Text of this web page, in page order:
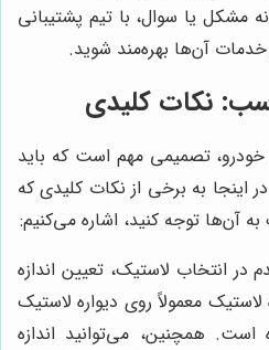
مشکل یا سوال، با تیم پشتیبانی
آن‌ها بهره‌مند شوید.
نکات کلیدی
تصمیمی مهم است که باید
اینجا به برخی از نکات کلیدی که
آن‌ها توجه کنید، اشاره می‌کنیم:
در انتخاب لاستیک، تعیین اندازه
معمولاً روی دیواره لاستیک
همچنین، می‌توانید اندازه